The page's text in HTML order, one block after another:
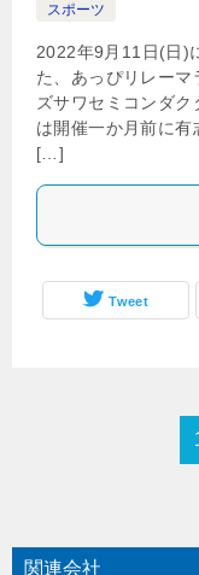
スポーツ
2022年9月11日(日)
た、あっぴリレーマ
ズサワセミコンダ
は開催一か月前に
[…]
Tweet
関連会社